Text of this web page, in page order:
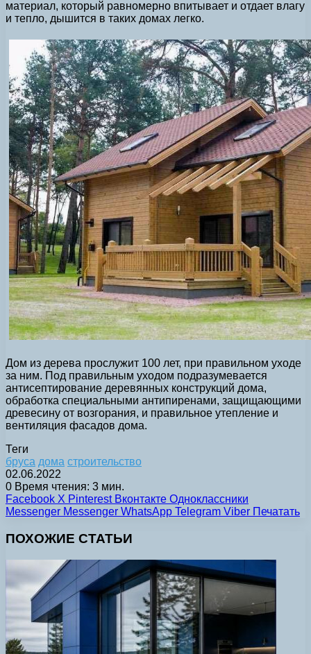
материал, который равномерно впитывает и отдает влагу
и тепло, дышится в таких домах легко.
Дом из дерева прослужит 100 лет, при правильном уходе
за ним. Под правильным уходом подразумевается
антисептирование деревянных конструкций дома,
обработка специальными антипиренами, защищающими
древесину от возгорания, и правильное утепление и
вентиляция фасадов дома.
Теги
бруса дома строительство
02.06.2022
0 Время чтения: 3 мин.
Facebook X Pinterest Вконтакте Одноклассники
Messenger Messenger WhatsApp Telegram Viber Печатать
ПОХОЖИЕ СТАТЬИ